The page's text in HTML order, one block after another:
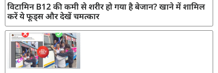
विटामिन B12 की कमी से शरीर हो गया है बेजान? खाने में शामिल
करें ये फूड्स और देखें चमत्कार